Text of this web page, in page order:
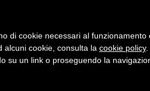
di cookie necessari al
alcuni cookie, consulta la cookie policy.
un link o proseguendo la